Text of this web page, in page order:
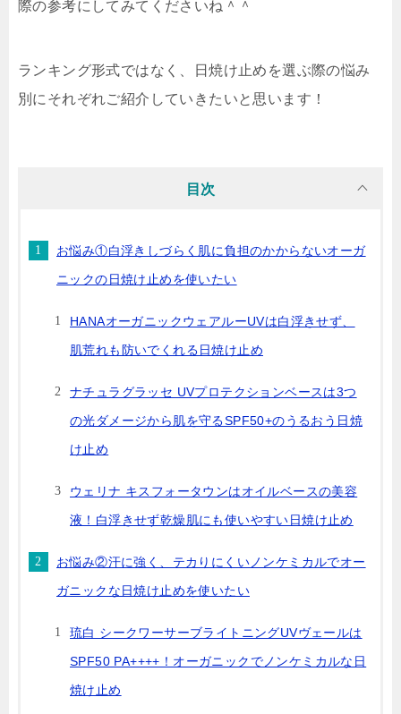
際の参考にしてみてくださいね＾＾
ランキング形式ではなく、日焼け止めを選ぶ際の悩み
別にそれぞれご紹介していきたいと思います！
目次
お悩み①白浮きしづらく肌に負担のかからないオーガ
ニックの日焼け止めを使いたい
HANAオーガニックウェアルーUVは白浮きせず、
肌荒れも防いでくれる日焼け止め
ナチュラグラッセ UVプロテクションベースは3つ
の光ダメージから肌を守るSPF50+のうるおう日焼
け止め
ウェリナ キスフォータウンはオイルベースの美容
液！白浮きせず乾燥肌にも使いやすい日焼け止め
お悩み②汗に強く、テカりにくいノンケミカルでオー
ガニックな日焼け止めを使いたい
琉白 シークワーサーブライトニングUVヴェールは
SPF50 PA++++！オーガニックでノンケミカルな日
焼け止め